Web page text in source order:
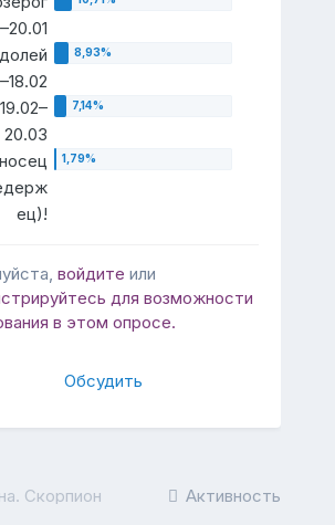
20.03
ец)!
войдите или
для возможности
в этом опросе.
Обсудить
Активность
Скорпион